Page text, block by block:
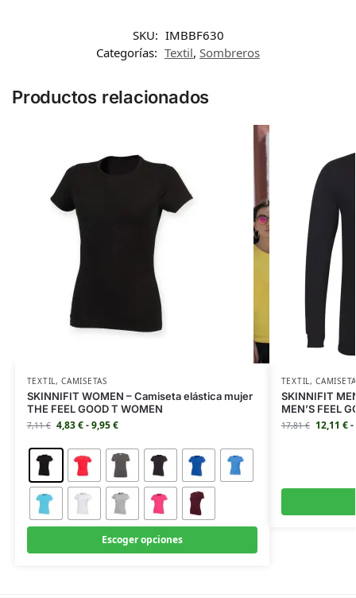
SKU: IMBBF630
Categorías: Textil, Sombreros
Productos relacionados
TEXTIL,CAMISETAS
SKINNIFIT WOMEN – Camiseta elástica mujer
THE FEEL GOOD T WOMEN
7,11€ 4,83€-9,95€
Escoger opciones
TEXTIL,
SKINNIFIT
MEN’S FEEL
17,81€ 12,11 €-